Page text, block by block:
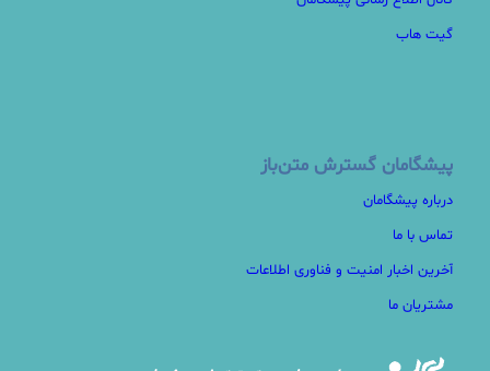
گیت هاب
پیشگامان گسترش متن‌باز
درباره پیشگامان
تماس با ما
آخرین اخبار امنیت و فناوری اطلاعات
مشتریان ما